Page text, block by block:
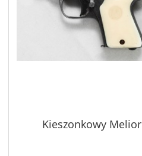
Kieszonkowy Melior